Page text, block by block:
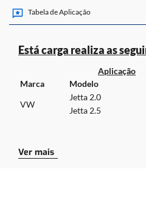
•ADAPTADOR A3.
*CABO NÃO INCLUSOS.
Tabela de Aplicação
Está carga realiza as
Aplicação
Marca
Modelo
VW
Jetta 2.0
Jetta 2.5
Cabos necessários para a
Ver mais